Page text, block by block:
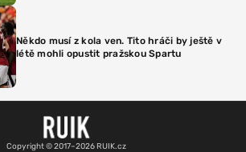
Někdo musí z kola ven. Tito hráči by ještě v
létě mohli opustit pražskou Spartu
Copyright © 2017–2026 RUIK.cz